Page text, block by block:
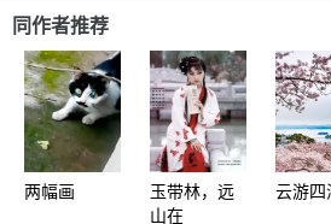
同作者推荐
两幅画
玉带林，远
山在
云游四